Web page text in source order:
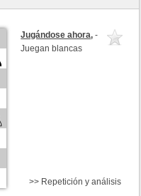
Jugándose ahora,-
Juegan blancas
>> Repetición y análisis